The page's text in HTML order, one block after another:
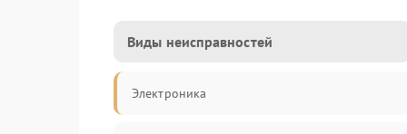
Виды неисправностей
Электроника